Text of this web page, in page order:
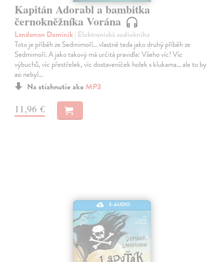
Kapitán Adorabl a bambitka
černokněžníka Vorána
Landsman Dominik| Elektronická audiokniha
Toto je příběh ze Sedmimoří… vlastně teda jako druhý příběh ze
Sedmimoří. A jako takový má určitá pravidla: Všeho víc! Víc
výbuchů, víc přestřelek, víc dostaveníček holek s klukama… ale to by
asi nebyl…
Na stiahnutie ako MP3
11,96 €
E-AUDIO